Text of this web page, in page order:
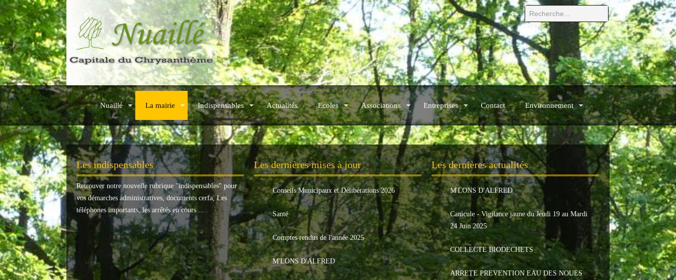
Nuaillé La mairie Indispensables Actualités Ecoles Associations Entreprises Contact Environnement
.
Les indispensables
Retrouver notre nouvelle rubrique "indispensables" pour
vos démarches administratives, documents cerfa, Les
téléphones importants, les arrêtés en cours ...
Les dernières mises à jour
Conseils Municipaux et Délibérations 2026
Santé
Comptes rendus de l'année 2025
M'LONS D'ALFRED
Les dernières actualités
M'LONS D'ALFRED
Canicule - Vigilance jaune du Jeudi 19 au Mardi
24 Juin 2025
COLLECTE BIODECHETS
ARRETE PREVENTION EAU DES NOUES